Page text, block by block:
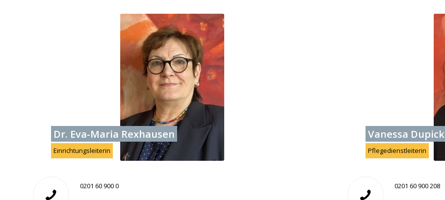
Dr. Eva-Maria Rexhausen
Einrichtungsleiterin
0201 60 900 0
Vanessa Dupick
Pflegedienstleiterin
0201 60 900 208